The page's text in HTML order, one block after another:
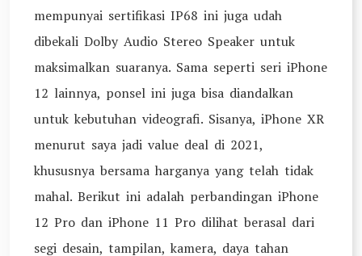
mempunyai sertifikasi IP68 ini juga udah
dibekali Dolby Audio Stereo Speaker untuk
maksimalkan suaranya. Sama seperti seri iPhone
12 lainnya, ponsel ini juga bisa diandalkan
untuk kebutuhan videografi. Sisanya, iPhone XR
menurut saya jadi value deal di 2021,
khususnya bersama harganya yang telah tidak
mahal. Berikut ini adalah perbandingan iPhone
12 Pro dan iPhone 11 Pro dilihat berasal dari
segi desain, tampilan, kamera, daya tahan